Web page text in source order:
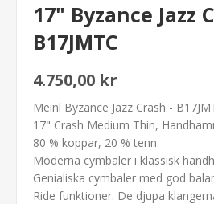
17" Byzance Jazz
B17JMTC
4.750,00 kr
Meinl Byzance Jazz Crash -
17" Crash Medium Thin,
80 % koppar, 20 % tenn.
Moderna cymbaler i klassisk
Genialiska cymbaler med god
Ride funktioner. De djupa